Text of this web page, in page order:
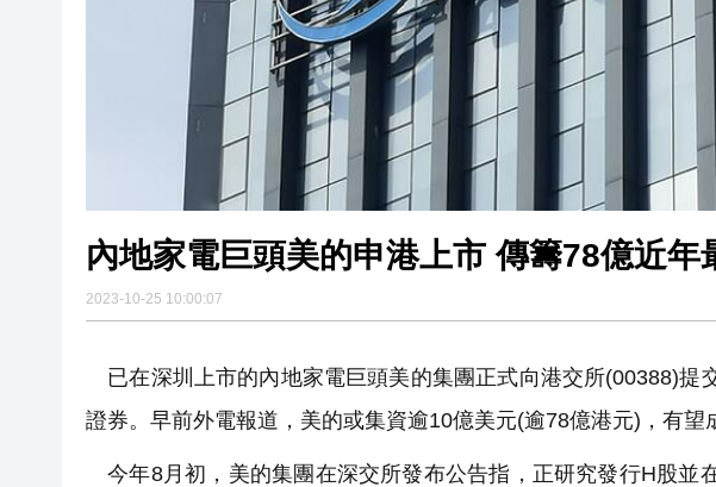
內地家電巨頭美的申港上市 傳籌78億近年
2023-10-25 10:00:07
已在深圳上市的內地家電巨頭美的集團正式向港交所(00388)提
證券。早前外電報道，美的或集資逾10億美元(逾78億港元)，有望
今年8月初，美的集團在深交所發布公告指，正研究發行H股並